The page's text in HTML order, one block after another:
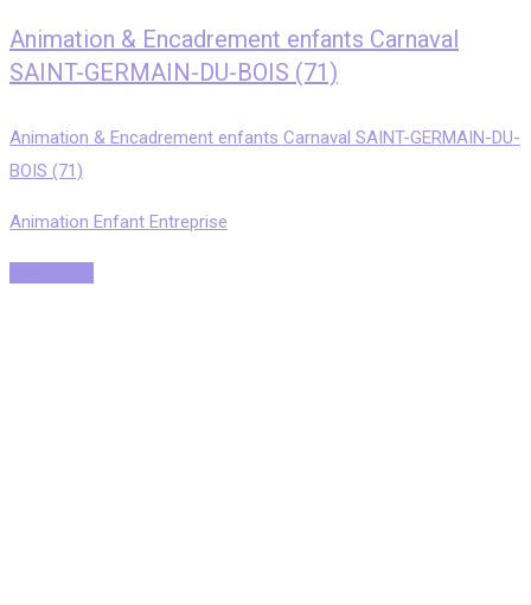
Animation & Encadrement enfants Carnaval
SAINT-GERMAIN-DU-BOIS (71)
Animation & Encadrement enfants Carnaval SAINT-GERMAIN-DU-
BOIS (71)
Animation Enfant Entreprise